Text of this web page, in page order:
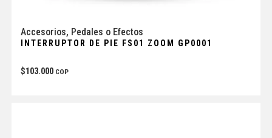
Accesorios, Pedales o Efectos
INTERRUPTOR DE PIE FS01 ZOOM GP0001
$103.000 COP